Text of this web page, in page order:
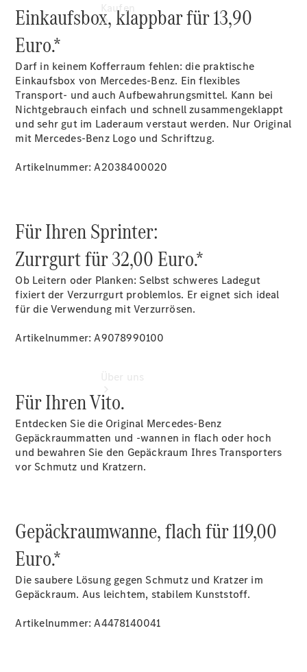
Kaufen
Übersicht
Gebrauchtwagensuche
Junge
Sterne
in den Urlaub
Ansprechpartner
Nutzfahrzeuge
Einkaufsbox, klappbar für 13,90
Euro.*
Darf in keinem Kofferraum fehlen: die praktische
Einkaufsbox von Mercedes-Benz. Ein flexibles
Transport- und auch Aufbewahrungsmittel. Kann bei
Nichtgebrauch einfach und schnell zusammengeklappt
und sehr gut im Laderaum verstaut werden. Nur Original
mit Mercedes-Benz Logo und Schriftzug.
Artikelnummer: A2038400020
Für Ihren Sprinter:
Zurrgurt für 32,00 Euro.*
Ob Leitern oder Planken: Selbst schweres Ladegut
fixiert der Verzurrgurt problemlos. Er eignet sich ideal
für die Verwendung mit Verzurrösen.
Artikelnummer: A9078990100
Für Ihren Vito.
Entdecken Sie die Original Mercedes-Benz
Gepäckraummatten und -wannen in flach oder hoch
und bewahren Sie den Gepäckraum Ihres Transporters
vor Schmutz und Kratzern.
Gepäckraumwanne, flach für 119,00
Euro.*
Die saubere Lösung gegen Schmutz und Kratzer im
Gepäckraum. Aus leichtem, stabilem Kunststoff.
Artikelnummer: A4478140041